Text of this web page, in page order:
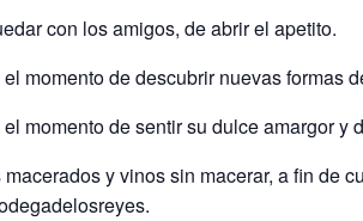
con los amigos, de abrir el apetito.
momento de descubrir nuevas formas
momento de sentir su dulce amargor
y vinos sin macerar, a fin de